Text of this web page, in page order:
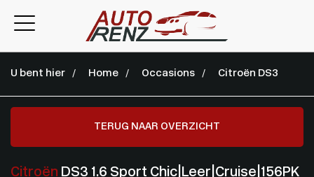
U bent hier Home Occasions Citroën DS3
TERUG NAAR OVERZICHT
Citroën DS3 1.6 Sport Chic|Leer|Cruise|156PK